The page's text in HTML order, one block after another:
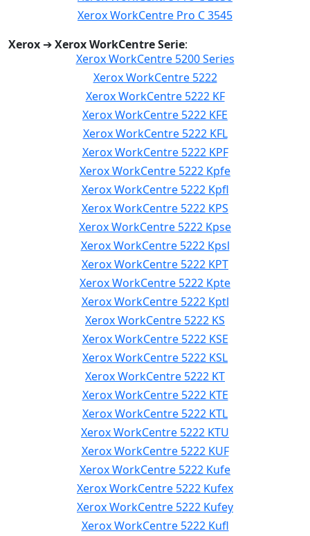
Xerox WorkCentre Pro C 3545
Xerox ➔Xerox WorkCentre Serie:
Xerox WorkCentre 5200 Series
Xerox WorkCentre 5222
Xerox WorkCentre 5222 KF
Xerox WorkCentre 5222 KFE
Xerox WorkCentre 5222 KFL
Xerox WorkCentre 5222 KPF
Xerox WorkCentre 5222 Kpfe
Xerox WorkCentre 5222 Kpfl
Xerox WorkCentre 5222 KPS
Xerox WorkCentre 5222 Kpse
Xerox WorkCentre 5222 Kpsl
Xerox WorkCentre 5222 KPT
Xerox WorkCentre 5222 Kpte
Xerox WorkCentre 5222 Kptl
Xerox WorkCentre 5222 KS
Xerox WorkCentre 5222 KSE
Xerox WorkCentre 5222 KSL
Xerox WorkCentre 5222 KT
Xerox WorkCentre 5222 KTE
Xerox WorkCentre 5222 KTL
Xerox WorkCentre 5222 KTU
Xerox WorkCentre 5222 KUF
Xerox WorkCentre 5222 Kufe
Xerox WorkCentre 5222 Kufex
Xerox WorkCentre 5222 Kufey
Xerox WorkCentre 5222 Kufl